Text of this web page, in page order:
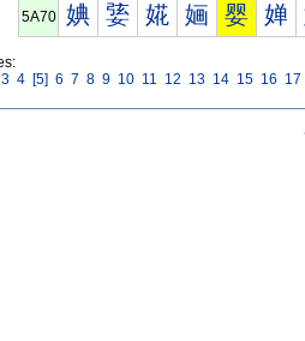
5A70 婰 婱 婲 婳 婴 婵
3 4 [5] 6 7 8 9 10 11 12 13 14 15 16 17